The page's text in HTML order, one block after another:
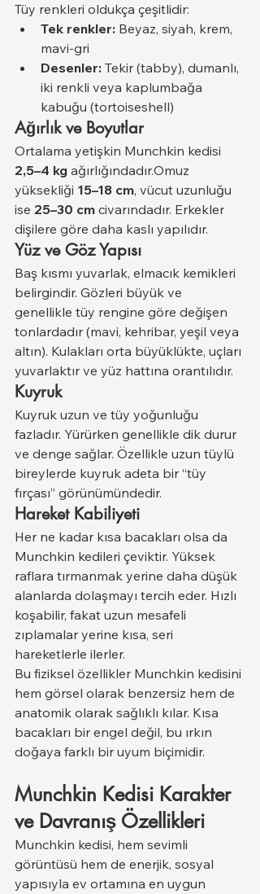
Tüy renkleri oldukça çeşitlidir:
Tek renkler: Beyaz, siyah, krem,
mavi-gri
Desenler: Tekir (tabby), dumanlı,
iki renkli veya kaplumbağa
kabuğu (tortoiseshell)
Ağırlık ve Boyutlar
Ortalama yetişkin Munchkin kedisi
2,5–4 kg ağırlığındadır.Omuz
yüksekliği 15–18 cm, vücut uzunluğu
ise 25–30 cm civarındadır. Erkekler
dişilere göre daha kaslı yapılıdır.
Yüz ve Göz Yapısı
Baş kısmı yuvarlak, elmacık kemikleri
belirgindir. Gözleri büyük ve
genellikle tüy rengine göre değişen
tonlardadır (mavi, kehribar, yeşil veya
altın). Kulakları orta büyüklükte, uçları
yuvarlaktır ve yüz hattına orantılıdır.
Kuyruk
Kuyruk uzun ve tüy yoğunluğu
fazladır. Yürürken genellikle dik durur
ve denge sağlar. Özellikle uzun tüylü
bireylerde kuyruk adeta bir “tüy
fırçası” görünümündedir.
Hareket Kabiliyeti
Her ne kadar kısa bacakları olsa da
Munchkin kedileri çeviktir. Yüksek
raflara tırmanmak yerine daha düşük
alanlarda dolaşmayı tercih eder. Hızlı
koşabilir, fakat uzun mesafeli
zıplamalar yerine kısa, seri
hareketlerle ilerler.
Bu fiziksel özellikler Munchkin kedisini
hem görsel olarak benzersiz hem de
anatomik olarak sağlıklı kılar. Kısa
bacakları bir engel değil, bu ırkın
doğaya farklı bir uyum biçimidir.
Munchkin Kedisi Karakter
ve Davranış Özellikleri
Munchkin kedisi, hem sevimli
görüntüsü hem de enerjik, sosyal
yapısıyla ev ortamına en uygun